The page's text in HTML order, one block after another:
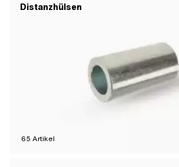
Distanzhülsen
65 Artikel